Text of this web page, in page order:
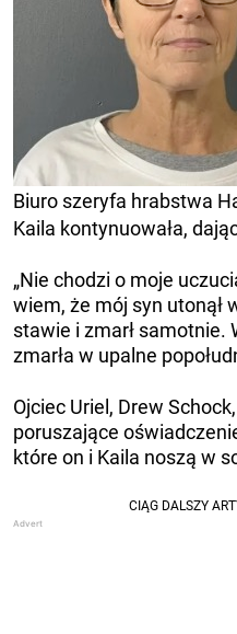
Biuro szeryfa hrabstwa
Kaila kontynuowała,
„Nie chodzi o moje
wiem, że mój syn utonął
stawie i zmarł samotnie.
zmarła w upalne
Ojciec Uriel, Drew
poruszające
które on i Kaila noszą w